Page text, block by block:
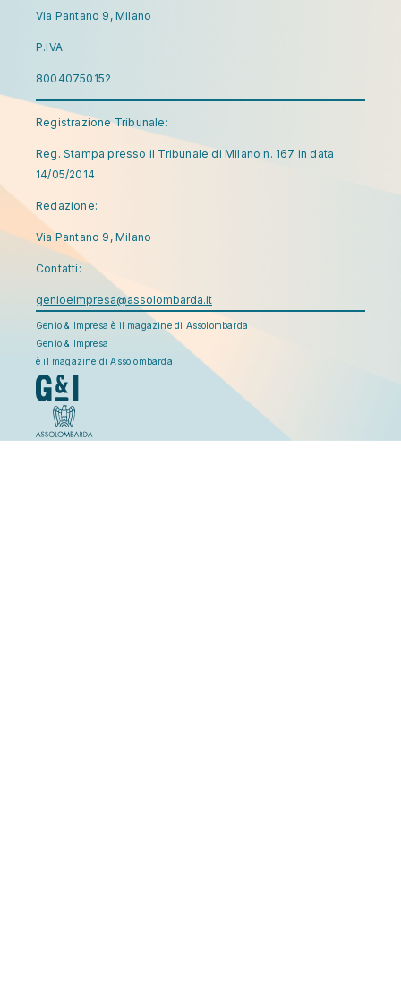
Via Pantano 9, Milano
P.IVA:
80040750152
Registrazione Tribunale:
Reg. Stampa presso il Tribunale di Milano n. 167 in data
14/05/2014
Redazione:
Via Pantano 9, Milano
Contatti:
genioeimpresa@assolombarda.it
Genio & Impresa è il magazine di Assolombarda
Genio & Impresa
è il magazine di Assolombarda